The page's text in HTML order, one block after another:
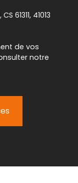
61311, 41013
de vos
notre